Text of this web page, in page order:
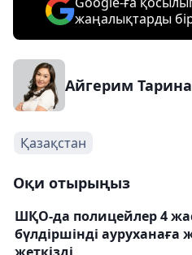
жаңалықтарды
Айгерим Тарина
Қазақстан
Оқи отырыңыз
ШҚО-да полицейлер 4
бүлдіршінді ауруханаға